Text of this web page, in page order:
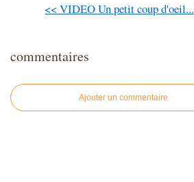
<< VIDEO Un petit coup d'oeil...
commentaires
Ajouter un commentaire